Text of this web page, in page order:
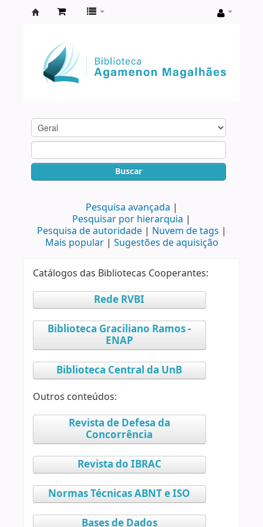
Agamenon
Magalhães
Buscar
Pesquisa avançada
Pesquisar por hierarquia
Pesquisa de autoridade
Nuvem de tags
Mais popular
Sugestões de aquisição
Catálogos das Bibliotecas Cooperantes:
Rede RVBI
Biblioteca Graciliano Ramos -
ENAP
Biblioteca Central da UnB
Outros conteúdos:
Revista de Defesa da
Concorrência
Revista do IBRAC
Normas Técnicas ABNT e ISO
Bases de Dados